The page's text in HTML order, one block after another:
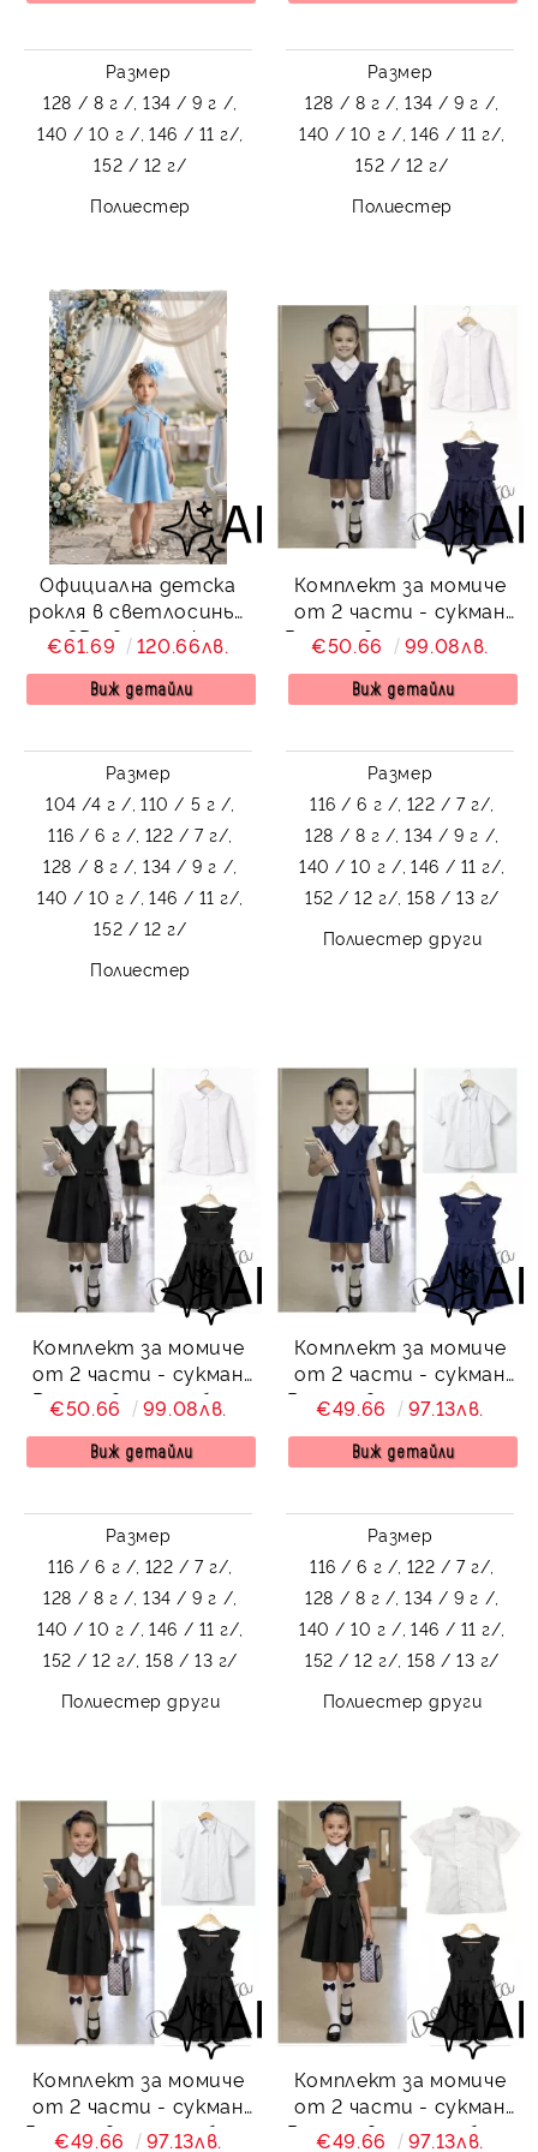
Размер
128 / 8 г /, 134 / 9 г /,
140 / 10 г /, 146 / 11 г/,
152 / 12 г/
Полиестер
Размер
128 / 8 г /, 134 / 9 г /,
140 / 10 г /, 146 / 11 г/,
152 / 12 г/
Полиестер
Официална детска
рокля в светлосиньо
с 3D цветя и фин
блясък с подарък
колие и аксесоар за
€61.69 120.66лв.
Виж детайли
Размер
104 /4 г /, 110 / 5 г /,
116 / 6 г /, 122 / 7 г/,
128 / 8 г /, 134 / 9 г /,
140 / 10 г /, 146 / 11 г/,
152 / 12 г/
Полиестер
Комплект за момиче
от 2 части - сукман
Радина в тъмносиньо,
бяла изчистена риза с
дълъг ръкав
€50.66 99.08лв.
Виж детайли
Размер
116 / 6 г /, 122 / 7 г/,
128 / 8 г /, 134 / 9 г /,
140 / 10 г /, 146 / 11 г/,
152 / 12 г/, 158 / 13 г/
Полиестер други
Комплект за момиче
от 2 части - сукман
Радина в черно, бяла
изистена риза с
дълъг ръкав
€50.66 99.08лв.
Виж детайли
Размер
116 / 6 г /, 122 / 7 г/,
128 / 8 г /, 134 / 9 г /,
140 / 10 г /, 146 / 11 г/,
152 / 12 г/, 158 / 13 г/
Полиестер други
Комплект за момиче
от 2 части - сукман
Радина в тъмносиньо
и бяла изчистена риза
с къс ръкав
€49.66 97.13лв.
Виж детайли
Размер
116 / 6 г /, 122 / 7 г/,
128 / 8 г /, 134 / 9 г /,
140 / 10 г /, 146 / 11 г/,
152 / 12 г/, 158 / 13 г/
Полиестер други
Комплект за момиче
от 2 части - сукман
Радина в черно и бяла
€49.66 97.13лв.
Комплект за момиче
от 2 части - сукман
Радина в черно и бяла
€49.66 97.13лв.